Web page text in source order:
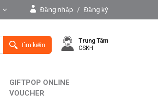
Đăng nhập / Đăng ký
Tìm kiếm
Trung Tâm
CSKH
GIFTPOP ONLINE
VOUCHER